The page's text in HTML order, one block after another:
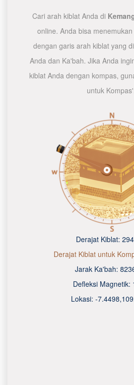
Cari arah kiblat Anda di
online. Anda bisa
dengan garis arah kiblat yang
Anda dan Ka'bah. Jika Anda
kiblat Anda dengan kompas,
untuk
Derajat Kiblat:
Derajat Kiblat untuk
Jarak Ka'bah:
Defleksi Magnetik:
Lokasi: -7.4498,